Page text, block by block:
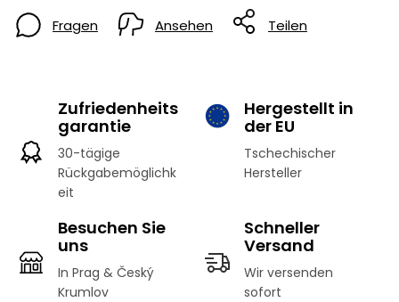
Fragen Ansehen Teilen
Zufriedenheits
garantie
30-tägige
Rückgabemöglichk
eit
Hergestellt in
der EU
Tschechischer
Hersteller
Besuchen Sie
uns
In Prag & Český
Krumlov
Schneller
Versand
Wir versenden
sofort